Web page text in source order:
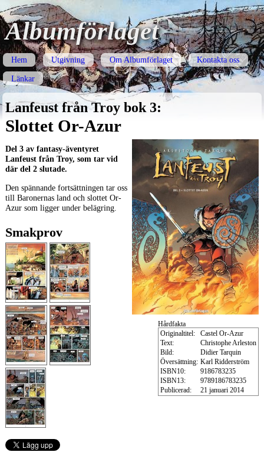
Albumförlaget
Hem Utgivning Om Albumförlaget
Kontakta oss
Länkar
Lanfeust från Troy bok 3:
Slottet Or-Azur
Hårdfakta
Originaltitel:
Castel Or-Azur
Text:
Christophe Arleston
Bild:
Didier Tarquin
Översättning: Karl Ridderström
ISBN10:
9186783235
ISBN13:
9789186783235
Publicerad:
21 januari 2014
Del 3 av fantasy-äventyret
Lanfeust från Troy, som tar vid
där del 2 slutade.
Den spännande fortsättningen tar oss
till Baronernas land och slottet Or-
Azur som ligger under belägring.
Smakprov